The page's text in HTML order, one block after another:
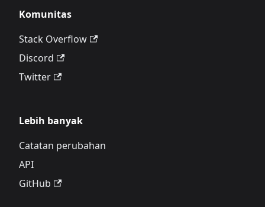
Komunitas
Stack Overflow
Discord
Twitter
Lebih banyak
Catatan perubahan
API
GitHub